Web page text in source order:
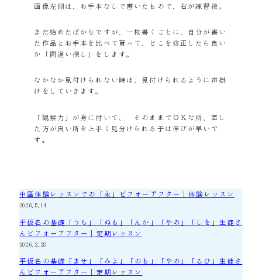
画像左側は、お手本なしで書いたもので、右が練習後。
まだ始めたばかりですが、一枚書くごとに、自分が書い
た作品とお手本を比べて貰って、どこを修正したら良い
か「間違い探し」をします。
なかなか見付けられない時は、見付けられるように声掛
けをしていきます。
「観察力」が身に付いて、 そのままでＯＫな所、直し
た方が良い所を上手く見分けられる子は伸びが早いで
す。
中筆体験レッスンでの「永」ビフォーアフター｜体験レッスン
2026.5.14
平仮名の基礎「うち」「ぬも」「んか」「やの」「しを」生徒さ
んビフォーアフター｜定期レッスン
2026.2.28
平仮名の基礎「ませ」「みよ」「のも」「やの」「るひ」生徒さ
んビフォーアフター｜定期レッスン